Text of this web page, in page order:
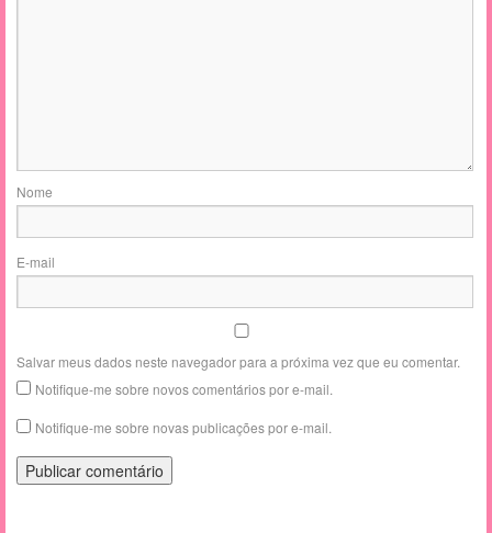
Nome
E-mail
Salvar meus dados neste navegador para a próxima vez que eu comentar.
Notifique-me sobre novos comentários por e-mail.
Notifique-me sobre novas publicações por e-mail.